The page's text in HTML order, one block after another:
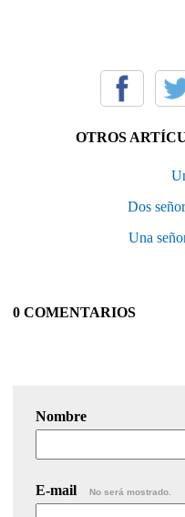
OTROS
Dos
Una
0 COMENTARIOS
Nombre
E-mail No será mostrado.